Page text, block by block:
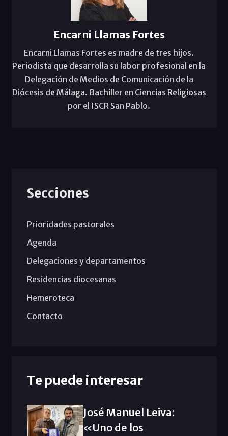
Encarni Llamas Fortes
Encarni Llamas Fortes es madre de tres hijos.
Periodista que desarrolla su labor profesional en la
Delegación de Medios de Comunicación de la
Diócesis de Málaga. Bachiller en Ciencias Religiosas
por el ISCR San Pablo.
Secciones
Prioridades pastorales
Agenda
Delegaciones y departamentos
Residencias diocesanas
Hemeroteca
Contacto
Te puede interesar
José Manuel Leiva:
«Uno de los